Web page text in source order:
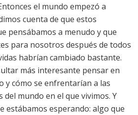
el mundo empezó a
cuenta de que estos
pensábamos a menudo y que
para nosotros después de todos
habrían cambiado bastante.
más interesante pensar en
y cómo se enfrentarían a las
del mundo en el que vivimos. Y
estábamos esperando: algo que